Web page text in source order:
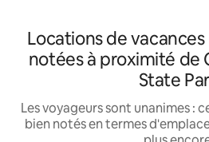
Locations de
notées à proximité de
State
Les voyageurs sont unanimes :
bien notés en termes